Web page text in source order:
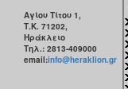
Αγίου Τίτου 1,
Τ.Κ. 71202,
Ηράκλειο
Τηλ.: 2813-409000
email:info@heraklion.gr